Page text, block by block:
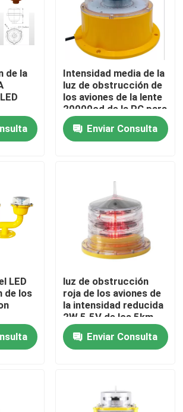
de la aviación
de los aviones
de la
Intensidad media de la
luz de obstrucción de
los aviones de la lente
20000cd de la PC para
la chimenea
Enviar Consulta
LED
de los
luz de obstrucción
roja de los aviones de
la intensidad reducida
2W 5.5V de los 5km
Enviar Consulta